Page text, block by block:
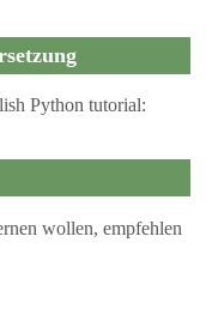
Python tutorial:
wollen, empfehlen